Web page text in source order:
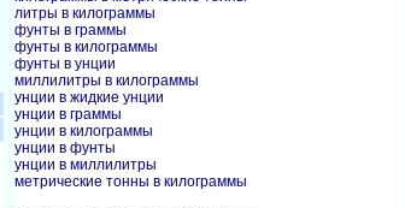
литры в килограммы
фунты в граммы
фунты в килограммы
фунты в унции
миллилитры в килограммы
унции в жидкие унции
унции в граммы
унции в килограммы
унции в фунты
унции в миллилитры
метрические тонны в килограммы